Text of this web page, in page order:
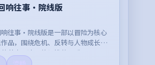
响往事·院线版
往事·院线版是一部以冒险为核心
品，围绕危机、反转与人物成长展
体节奏紧凑，值得推荐观看。